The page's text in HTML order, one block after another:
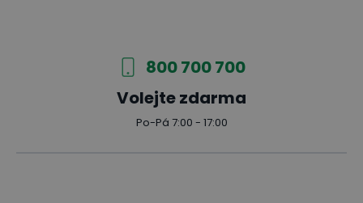
800 700 700
Volejte zdarma
Po-Pá 7:00 - 17:00